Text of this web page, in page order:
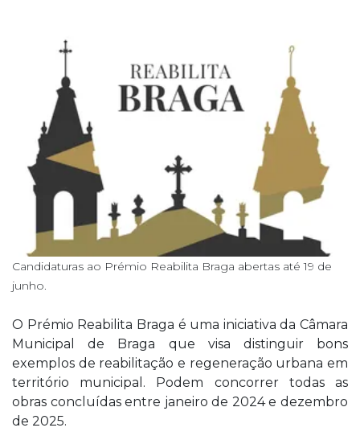
Candidaturas ao Prémio Reabilita Braga abertas até 19 de
junho.
O Prémio Reabilita Braga é uma iniciativa da Câmara
Municipal de Braga que visa distinguir bons
exemplos de reabilitação e regeneração urbana em
território municipal. Podem concorrer todas as
obras concluídas entre janeiro de 2024 e dezembro
de 2025.